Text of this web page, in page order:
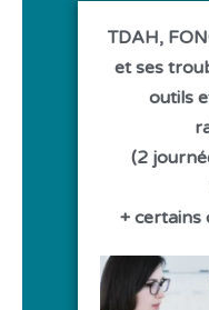
TDAH,
et ses
outils
(2
+ certains